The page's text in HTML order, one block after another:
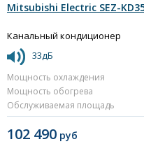
Mitsubishi Electric SEZ-
Канальный кондиционер
33дБ
Мощность охлаждения
Мощность обогрева
Обслуживаемая площадь
102 490 руб